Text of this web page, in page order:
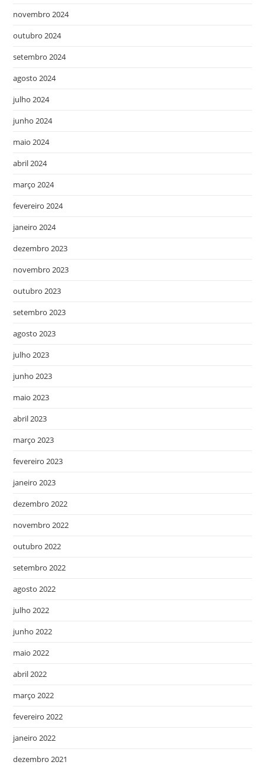
novembro 2024
outubro 2024
setembro 2024
agosto 2024
julho 2024
junho 2024
maio 2024
abril 2024
março 2024
fevereiro 2024
janeiro 2024
dezembro 2023
novembro 2023
outubro 2023
setembro 2023
agosto 2023
julho 2023
junho 2023
maio 2023
abril 2023
março 2023
fevereiro 2023
janeiro 2023
dezembro 2022
novembro 2022
outubro 2022
setembro 2022
agosto 2022
julho 2022
junho 2022
maio 2022
abril 2022
março 2022
fevereiro 2022
janeiro 2022
dezembro 2021